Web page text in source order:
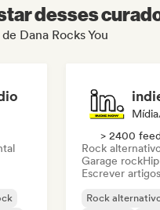
desses
Dana Rocks You
> 2400
Rock
Garage rock
Escrever artigos
Rock